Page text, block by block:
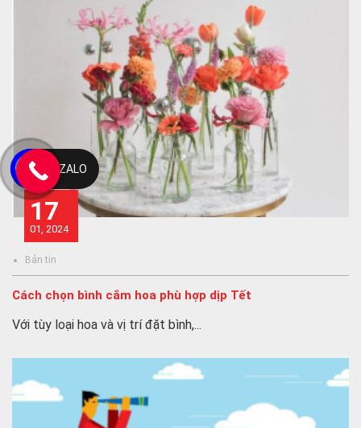
17
01, 2024
Bản tin
Cách chọn bình cắm hoa phù hợp dịp Tết
Với tùy loại hoa và vị trí đặt bình,...
ZALO